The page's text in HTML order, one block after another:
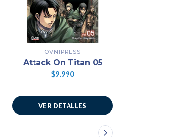
OVNIPRESS
Attack On Titan 05
$9.990
VER DETALLES